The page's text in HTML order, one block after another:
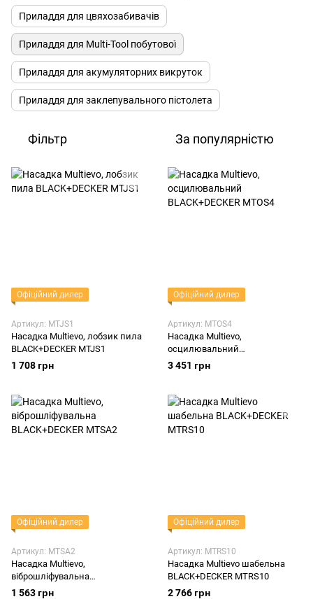
Приладдя для цвяхозабивачів
Приладдя для Multi-Tool побутової
Приладдя для акумуляторних викруток
Приладдя для заклепувального пістолета
Фільтр За популярністю
Офіційний дилер
Артикул: MTJS1
Насадка Multievo, лобзик пила
BLACK+DECKER MTJS1
1 708 грн
Офіційний дилер
Артикул: MTOS4
Насадка Multievo,
осцилювальний
BLACK+DECKER MTOS4
3 451 грн
Офіційний дилер
Артикул: MTSA2
Насадка Multievo,
віброшліфувальна
BLACK+DECKER MTSA2
1 563 грн
Офіційний дилер
Артикул: MTRS10
Насадка Multievo шабельна
BLACK+DECKER MTRS10
2 766 грн